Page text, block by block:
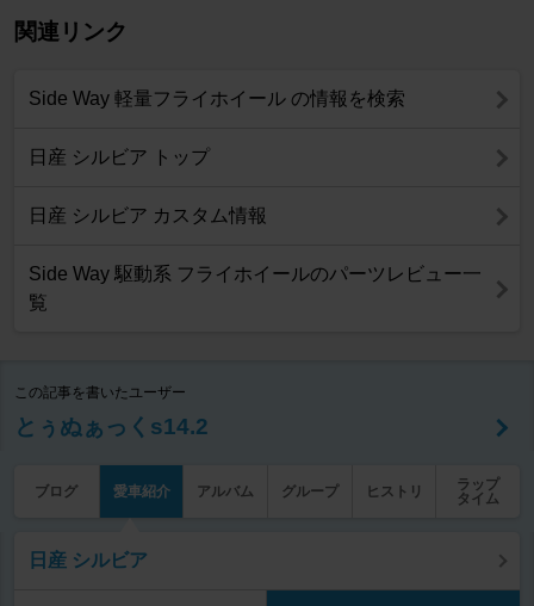
関連リンク
Side Way 軽量フライホイール の情報を検索
日産 シルビア トップ
日産 シルビア カスタム情報
Side Way 駆動系 フライホイールのパーツレビュー一
覧
この記事を書いたユーザー
とぅぬぁっくs14.2
ブログ 愛車紹介 アルバム グループ ヒストリ
ラップ
タイム
日産 シルビア